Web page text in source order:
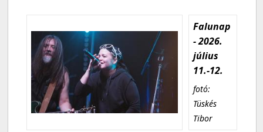
Falunap
- 2026.
július
11.-12.
fotó:
Tüskés
Tibor